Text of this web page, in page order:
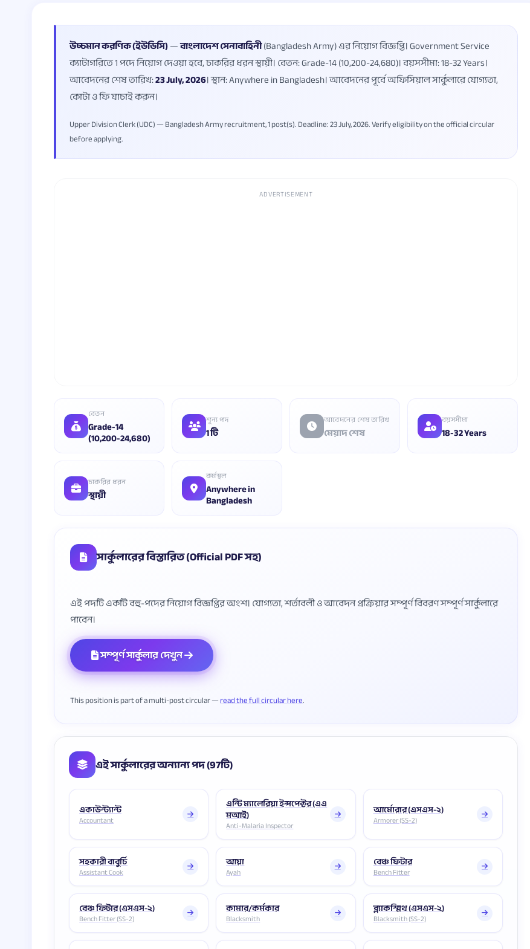
উচ্চমান করণিক (ইউডিসি)—বাংলাদেশ সেনাবাহিনী(Bangladesh Army) এর নিয়োগ বিজ্ঞপ্তি। Government Service
ক্যাটাগরিতে 1 পদে নিয়োগ দেওয়া হবে, চাকরির ধরন স্থায়ী। বেতন: Grade-14 (10,200-24,680)। বয়সসীমা: 18-32 Years।
আবেদনের শেষ তারিখ:23 July, 2026। স্থান: Anywhere in Bangladesh। আবেদনের পূর্বে অফিসিয়াল সার্কুলারে যোগ্যতা,
কোটা ও ফি যাচাই করুন।
Upper Division Clerk (UDC) — Bangladesh Army recruitment, 1 post(s). Deadline: 23 July, 2026. Verify eligibility on the official circular
before applying.
ADVERTISEMENT
বেতন
Grade-14
(10,200-24,680)
শূন্য পদ
1 টি
আবেদনের শেষ তারিখ
মেয়াদ শেষ
বয়সসীমা
18-32 Years
চাকরির ধরন
স্থায়ী
কর্মস্থল
Anywhere in
Bangladesh
সার্কুলারের বিস্তারিত (Official PDF সহ)
এই পদটি একটি বহু-পদের নিয়োগ বিজ্ঞপ্তির অংশ। যোগ্যতা, শর্তাবলী ও আবেদন প্রক্রিয়ার সম্পূর্ণ বিবরণ সম্পূর্ণ সার্কুলারে
সম্পূর্ণ সার্কুলার দেখুন
This position is part of a multi-post circular —read the full circular here
এই সার্কুলারের অন্যান্য পদ (97টি)
একাউন্ট্যান্ট
Accountant
এন্টি ম্যালেরিয়া ইন্সপেক্টর (এএ
মআই)
Anti-Malaria Inspector
আর্মোরার (এসএস-২)
Armorer (SS-2)
সহকারী বাবুর্চি
Assistant Cook
আয়া
Ayah
বেঞ্চ ফিটার
Bench Fitter
বেঞ্চ ফিটার (এসএস-২)
Bench Fitter (SS-2)
কামার/কর্মকার
Blacksmith
ব্ল্যাকস্মিথ (এসএস-২)
Blacksmith (SS-2)